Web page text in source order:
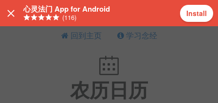
心灵法门 App for Android
(116) Install
回到主页 学习念经
农历日历